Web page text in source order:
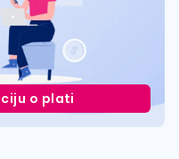
o plati